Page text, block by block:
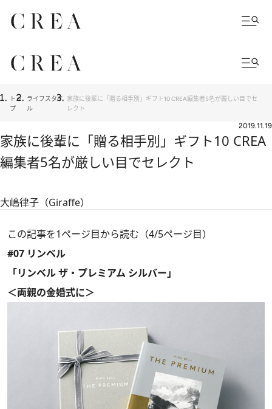
トッ
プ
ライフスタイ
ル
家族に後輩に「贈る相手別」ギフト10 CREA編集者5名が厳しい目でセ
レクト
2019.11.19
家族に後輩に「贈る相手別」ギフト10 CREA
編集者5名が厳しい目でセレクト
大嶋律子（Giraffe）
この記事を1ページ目から読む（4/5ページ目）
#07 リンベル
「リンベル ザ・プレミアム シルバー」
＜両親の金婚式に＞